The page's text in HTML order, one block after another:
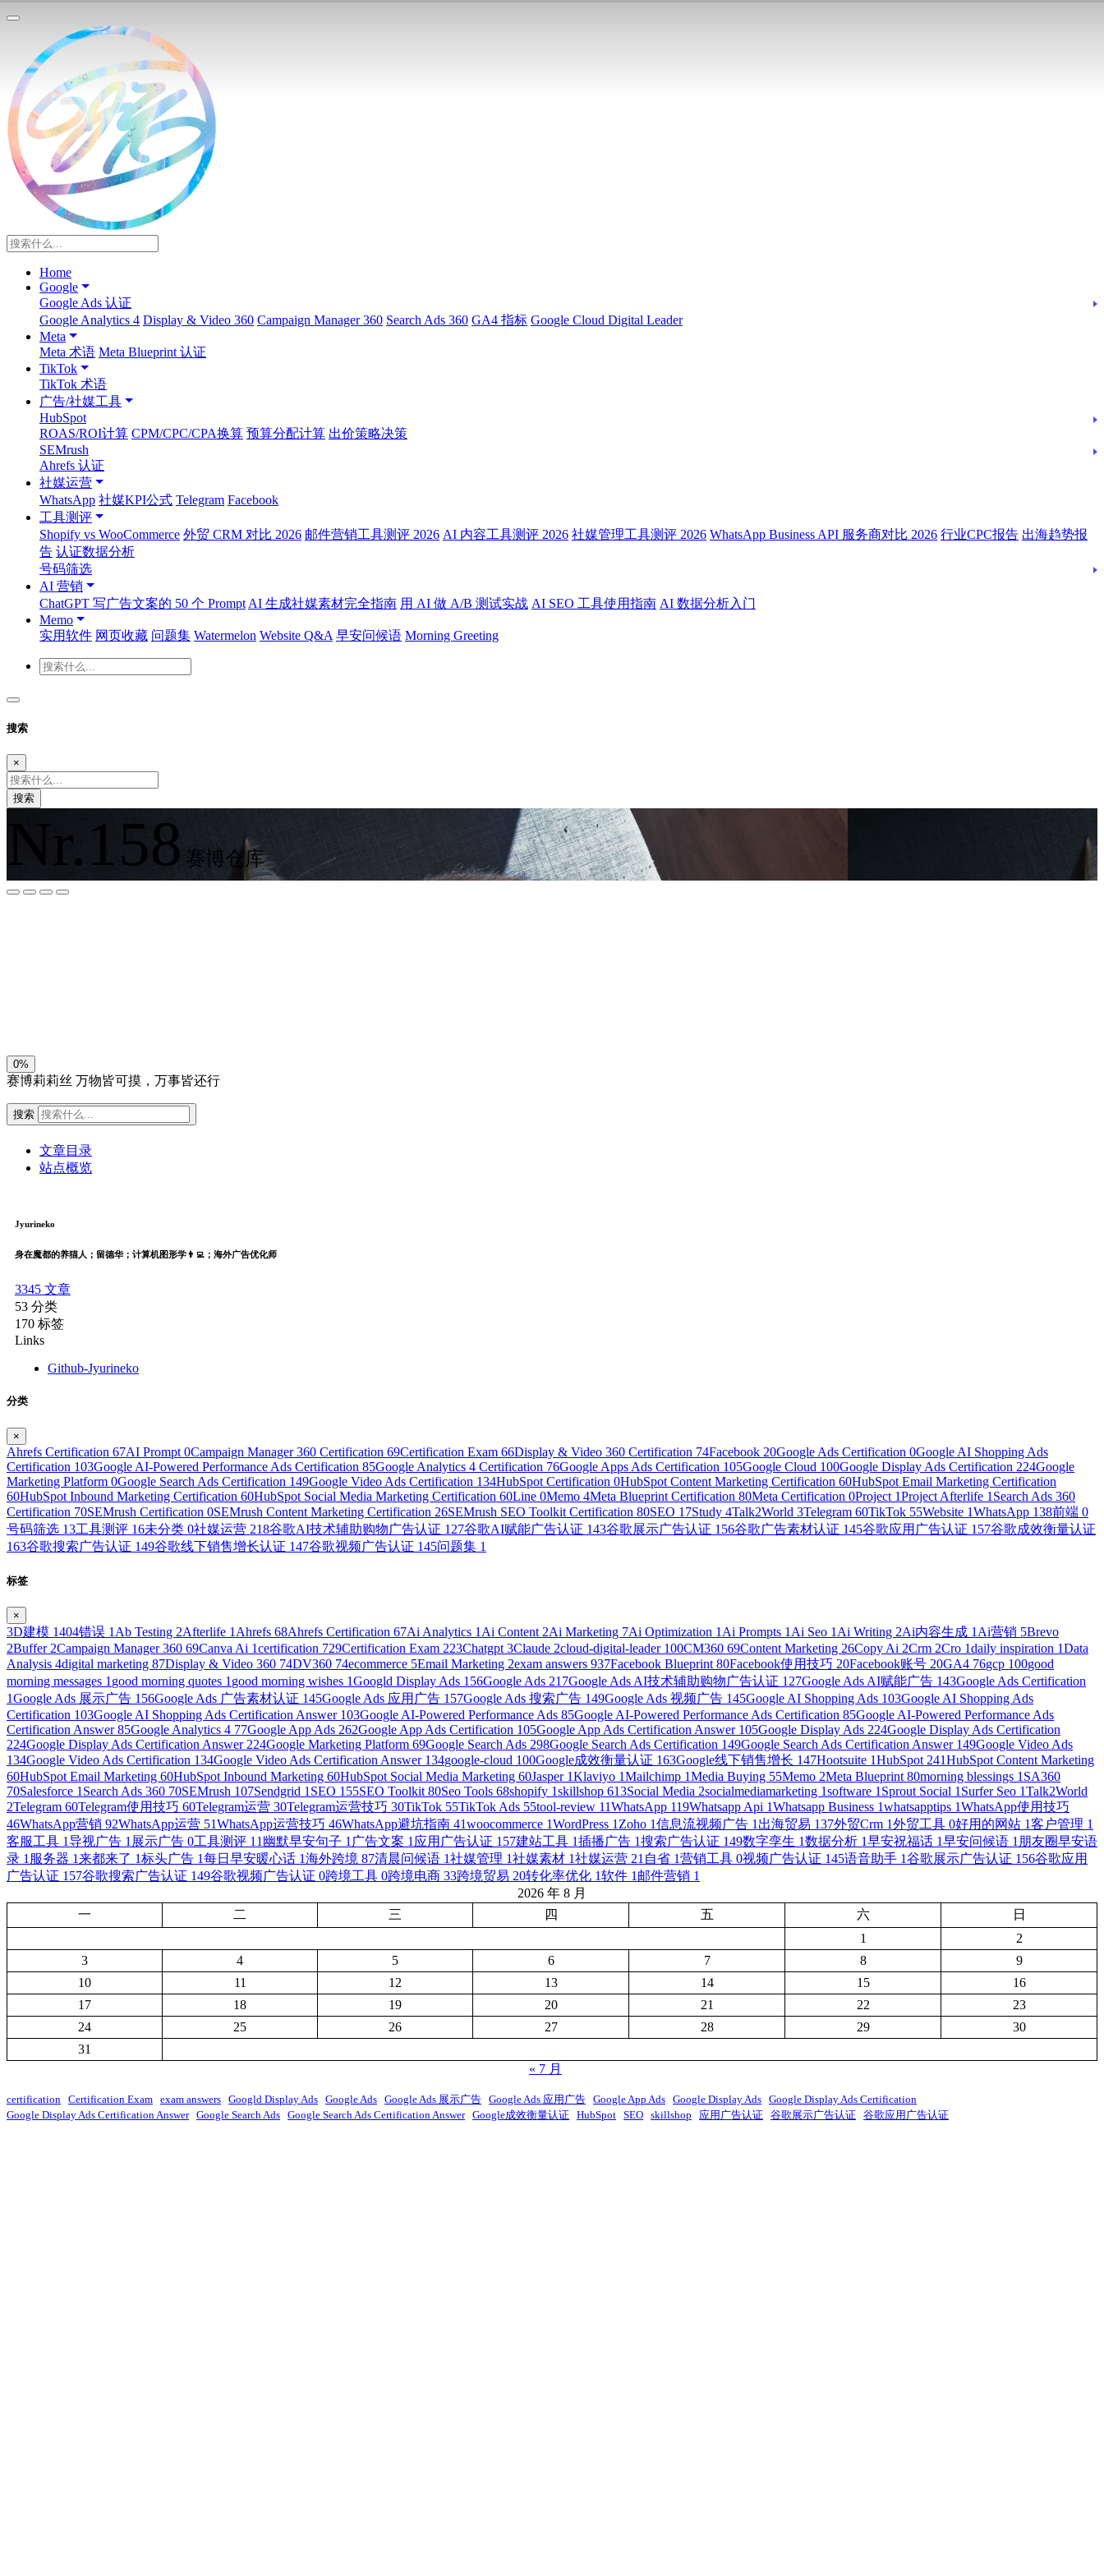
Home
Google
Google Ads 认证
Google Analytics 4 Display & Video 360 Campaign Manager 360 Search Ads 360 GA4 指标 Google Cloud Digital Leader
Meta
Meta 术语 Meta Blueprint 认证
TikTok
TikTok 术语
广告/社媒工具
HubSpot
ROAS/ROI计算 CPM/CPC/CPA换算 预算分配计算 出价策略决策
SEMrush
Ahrefs 认证
社媒运营
WhatsApp 社媒KPI公式 Telegram Facebook
工具测评
Shopify vs WooCommerce 外贸 CRM 对比 2026 邮件营销工具测评 2026 AI 内容工具测评 2026 社媒管理工具测评 2026 WhatsApp Business API 服务商对比 2026 行业CPC报告 出海趋势报
告 认证数据分析
号码筛选
AI 营销
ChatGPT 写广告文案的 50 个 Prompt AI 生成社媒素材完全指南 用 AI 做 A/B 测试实战 AI SEO 工具使用指南 AI 数据分析入门
Memo
实用软件 网页收藏 问题集 Watermelon Website Q&A 早安问候语 Morning Greeting
搜索
×
搜索
Nr.158 赛博仓库
0%
赛博莉莉丝 万物皆可摸，万事皆还行
搜索
文章目录
站点概览
Jyurineko
身在魔都的养猫人；留德华；计算机图形学👨‍💻；海外广告优化师
3345 文章
53 分类
170 标签
Links
Github-Jyurineko
分类
×
Ahrefs Certification 67AI Prompt 0Campaign Manager 360 Certification 69Certification Exam 66Display & Video 360 Certification 74Facebook 20Google Ads Certification 0Google AI Shopping Ads
Certification 103Google AI-Powered Performance Ads Certification 85Google Analytics 4 Certification 76Google Apps Ads Certification 105Google Cloud 100Google Display Ads Certification 224Google
Marketing Platform 0Google Search Ads Certification 149Google Video Ads Certification 134HubSpot Certification 0HubSpot Content Marketing Certification 60HubSpot Email Marketing Certification
60HubSpot Inbound Marketing Certification 60HubSpot Social Media Marketing Certification 60Line 0Memo 4Meta Blueprint Certification 80Meta Certification 0Project 1Project Afterlife 1 Search Ads 360
Certification 70SEMrush Certification 0SEMrush Content Marketing Certification 26SEMrush SEO Toolkit Certification 80SEO 17Study 4Talk2World 3Telegram 60TikTok 55Website 1WhatsApp 138前端 0
号码筛选 13工具测评 16未分类 0社媒运营 218谷歌AI技术辅助购物广告认证 127谷歌AI赋能广告认证 143谷歌展示广告认证 156谷歌广告素材认证 145谷歌应用广告认证 157谷歌成效衡量认证
163谷歌搜索广告认证 149谷歌线下销售增长认证 147谷歌视频广告认证 145问题集 1
标签
×
3D建模 1404错误 1 Ab Testing 2Afterlife 1 Ahrefs 68Ahrefs Certification 67Ai Analytics 1 Ai Content 2Ai Marketing 7Ai Optimization 1 Ai Prompts 1 Ai Seo 1 Ai Writing 2Ai内容生成 1 Ai营销 5Brevo
2Buffer 2Campaign Manager 360 69Canva Ai 1certification 729Certification Exam 223Chatgpt 3Claude 2cloud-digital-leader 100CM360 69Content Marketing 26Copy Ai 2Crm 2Cro 1daily inspiration 1Data
Analysis 4digital marketing 87Display & Video 360 74DV360 74ecommerce 5Email Marketing 2exam answers 937Facebook Blueprint 80Facebook使用技巧 20Facebook账号 20GA4 76gcp 100good
morning messages 1 good morning quotes 1 good morning wishes 1Googld Display Ads 156Google Ads 217Google Ads AI技术辅助购物广告认证 127Google Ads AI赋能广告 143Google Ads Certification
1Google Ads 展示广告 156Google Ads 广告素材认证 145Google Ads 应用广告 157Google Ads 搜索广告 149Google Ads 视频广告 145Google AI Shopping Ads 103Google AI Shopping Ads
Certification 103Google AI Shopping Ads Certification Answer 103Google AI-Powered Performance Ads 85Google AI-Powered Performance Ads Certification 85Google AI-Powered Performance Ads
Certification Answer85Google Analytics 4 77Google App Ads 262Google App Ads Certification 105Google App Ads Certification Answer 105Google Display Ads 224Google Display Ads Certification
224Google Display Ads Certification Answer 224Google Marketing Platform 69Google Search Ads 298Google Search Ads Certification 149Google Search Ads Certification Answer 149Google Video Ads
134Google Video Ads Certification 134Google Video Ads Certification Answer 134google-cloud 100Google成效衡量认证 163Google线下销售增长 147Hootsuite 1HubSpot 241HubSpot Content Marketing
60HubSpot Email Marketing 60HubSpot Inbound Marketing 60HubSpot Social Media Marketing 60Jasper 1Klaviyo 1Mailchimp 1Media Buying 55Memo 2Meta Blueprint 80morning blessings 1 SA360
70Salesforce 1 Search Ads 360 70SEMrush 107Sendgrid 1 SEO 155SEO Toolkit 80Seo Tools 68shopify 1skillshop 613Social Media 2socialmediamarketing 1software 1 Sprout Social 1 Surfer Seo 1Talk2World
2Telegram 60Telegram使用技巧 60Telegram运营 30Telegram运营技巧 30TikTok 55TikTok Ads 55tool-review 11WhatsApp 119Whatsapp Api 1Whatsapp Business 1whatsapptips 1WhatsApp使用技巧
46WhatsApp营销 92WhatsApp运营 51WhatsApp运营技巧 46WhatsApp避坑指南 41woocommerce 1WordPress 1 Zoho 1信息流视频广告 1 出海贸易 137外贸Crm 1外贸工具 0好用的网站 1客户管理 1
客服工具 1导视广告 1 展示广告 0工具测评 11 幽默早安句子 1 广告文案 1 应用广告认证 157建站工具 1插播广告 1搜索广告认证 149数字孪生 1数据分析 1早安祝福话 1早安问候语 1 朋友圈早安语
录 1 服务器 1来都来了 1标头广告 1每日早安暖心话 1海外跨境 87清晨问候语 1社媒管理 1社媒素材 1社媒运营 21 自省 1营销工具 0视频广告认证 145语音助手 1谷歌展示广告认证 156谷歌应用
广告认证 157谷歌搜索广告认证 149谷歌视频广告认证 0跨境工具 0跨境电商 33跨境贸易 20转化率优化 1软件 1 邮件营销 1
2026 年 8 月
一
二 三 四 五 六
日
1
2
3
4 5 6 7 8
9
10
11 12 13 14 15
16
17
18 19 20 21 22
23
24
25 26 27 28 29
30
31
« 7 月
certification Certification Exam exam answers Googld Display Ads Google Ads Google Ads 展示广告 Google Ads 应用广告 Google App Ads Google Display Ads Google Display Ads Certification
Google Display Ads Certification Answer Google Search Ads Google Search Ads Certification Answer Google成效衡量认证 HubSpot SEO skillshop 应用广告认证 谷歌展示广告认证 谷歌应用广告认证